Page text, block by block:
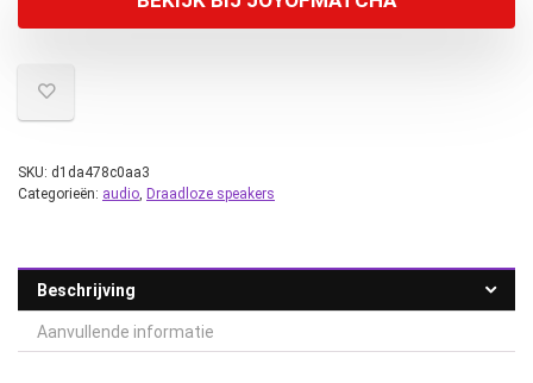
SKU: d1da478c0aa3
Categorieën: audio, Draadloze speakers
Beschrijving
Aanvullende informatie